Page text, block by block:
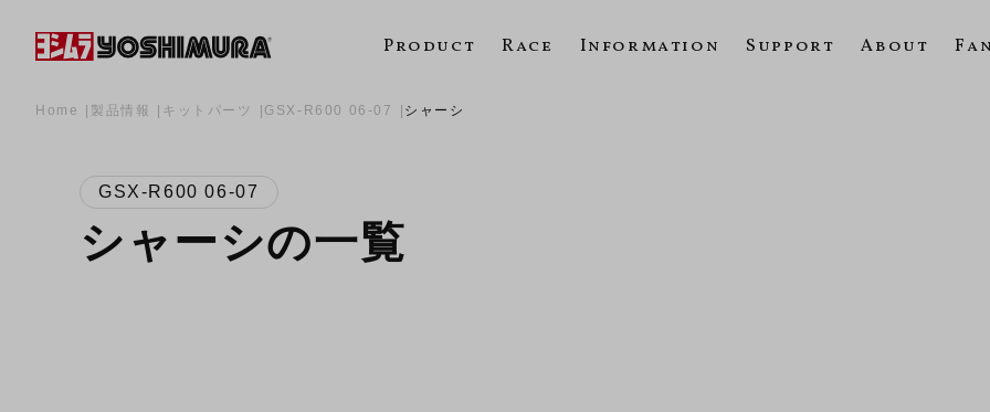
Product Race Information Support About
Home 製品情報 キットパーツ GSX-R600 06-07 シャーシ
GSX-R600 06-07
シャーシの一覧